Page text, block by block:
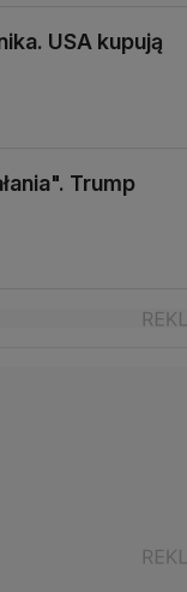
USA kupują
Trump